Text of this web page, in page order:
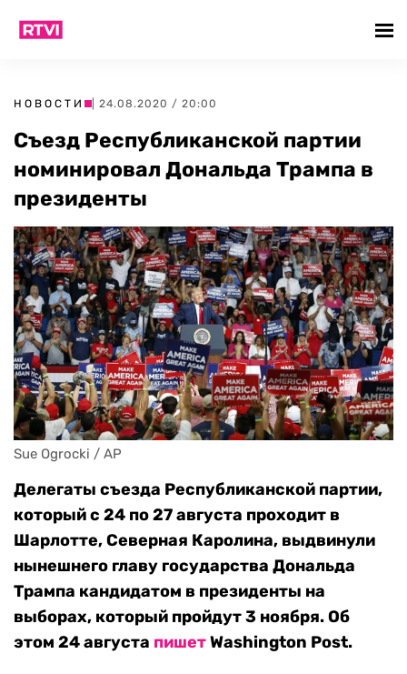
НОВОСТИ | 24.08.2020 / 20:00
Съезд Республиканской партии
номинировал Дональда Трампа в
президенты
Sue Ogrocki / AP
Делегаты съезда Республиканской партии,
который с 24 по 27 августа проходит в
Шарлотте, Северная Каролина, выдвинули
нынешнего главу государства Дональда
Трампа кандидатом в президенты на
выборах, который пройдут 3 ноября. Об
этом 24 августа пишетWashington Post.